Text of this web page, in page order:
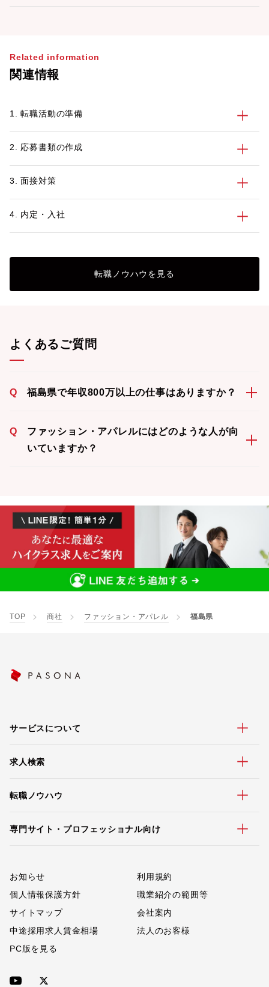
Related information
関連情報
1. 転職活動の準備
2. 応募書類の作成
3. 面接対策
4. 内定・入社
転職ノウハウを見る
よくあるご質問
Q 福島県で年収800万以上の仕事はありますか？
Q
ファッション・アパレルにはどのような人が向
いていますか？
TOP 商社 ファッション・アパレル 福島県
サービスについて
求人検索
転職ノウハウ
専門サイト・プロフェッショナル向け
お知らせ
利用規約
個人情報保護方針
職業紹介の範囲等
サイトマップ
会社案内
中途採用求人賃金相場
法人のお客様
PC版を見る